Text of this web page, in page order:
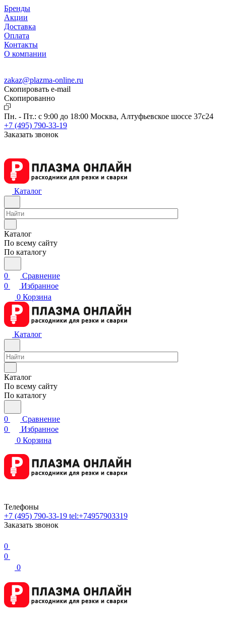
Бренды
Акции
Доставка
Оплата
Контакты
О компании
zakaz@plazma-online.ru
Скопировать e-mail
Cкопированно
Пн. - Пт.: с 9:00 до 18:00 Москва, Алтуфьевское шоссе 37с24
+7 (495) 790-33-19
Заказать звонок
Каталог
Каталог
По всему сайту
По каталогу
0
Сравнение
0
Избранное
0 Корзина
Каталог
Каталог
По всему сайту
По каталогу
0
Сравнение
0
Избранное
0 Корзина
Телефоны
+7 (495) 790-33-19 tel:+74957903319
Заказать звонок
0
0
0